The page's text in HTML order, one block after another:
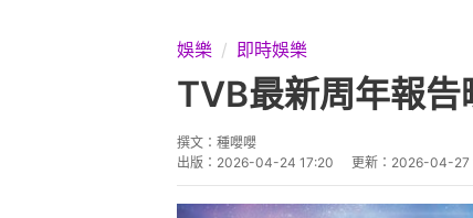
娛樂 即時娛樂
TVB最新周年報
撰文： 種嚶嚶
出版： 2026-04-24 17:20 更新： 2026-04-27